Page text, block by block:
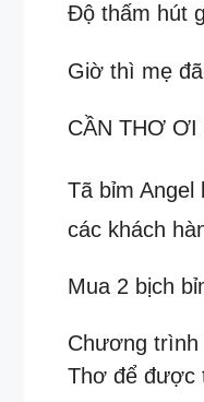
Độ thấm hút
Giờ thì mẹ
CẦN THƠ ƠI
Tã bỉm
các khách
Mua 2 bịch
Chương trình
Thơ để được